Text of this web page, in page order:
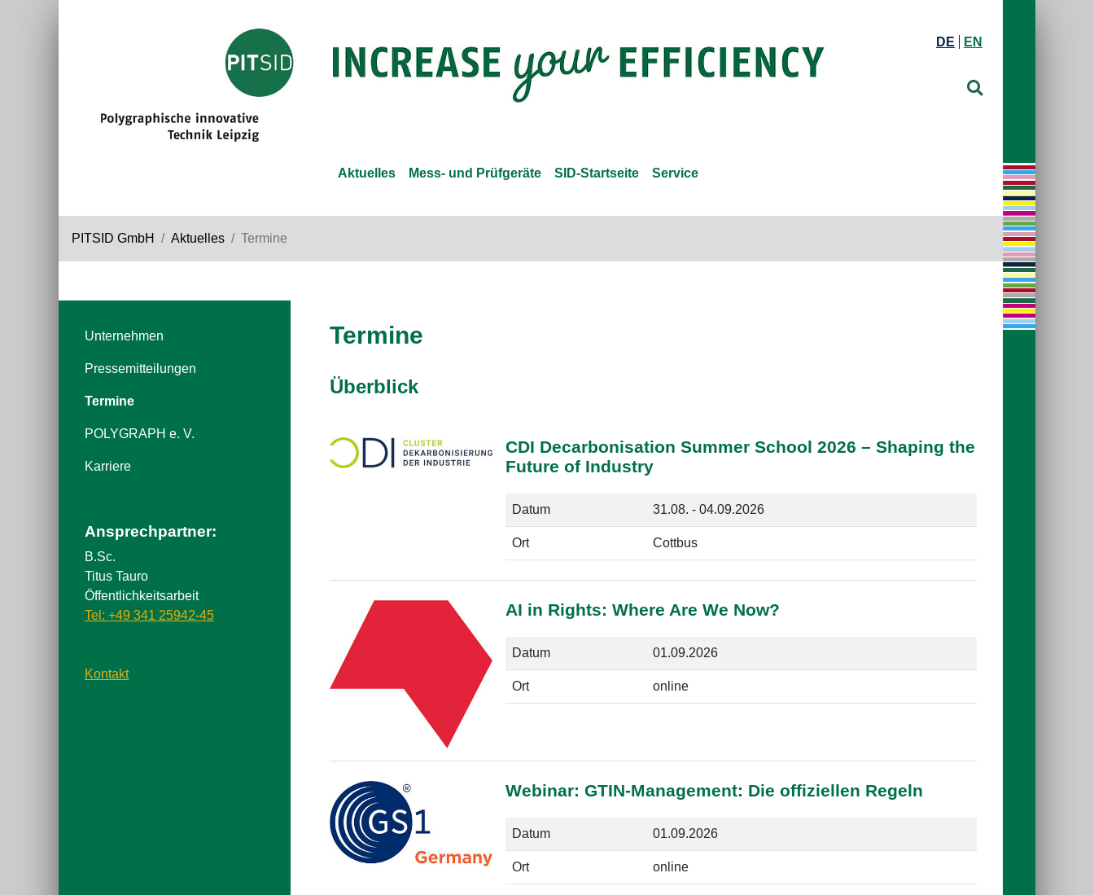
DE EN
Aktuelles Mess- und Prüfgeräte SID-Startseite Service
PITSID GmbH Aktuelles Termine
Unternehmen
Pressemitteilungen
Termine
POLYGRAPH e. V.
Karriere
Ansprechpartner:
B.Sc.
Titus Tauro
Öffentlichkeitsarbeit
Tel: +49 341 25942-45
Kontakt
Termine
Überblick
CDI Decarbonisation Summer School 2026 – Shaping the
Future of Industry
Datum 31.08. - 04.09.2026
Ort Cottbus
AI in Rights: Where Are We Now?
Datum 01.09.2026
Ort online
Webinar: GTIN-Management: Die offiziellen Regeln
Datum 01.09.2026
Ort online